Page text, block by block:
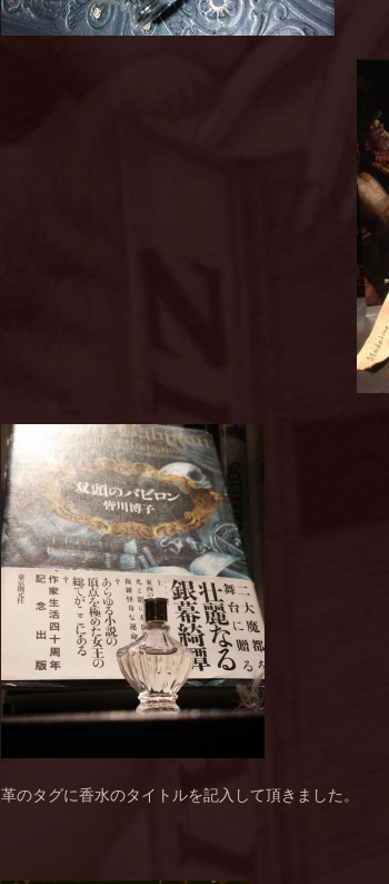
革のタグに香水のタイトルを記入して頂きました。